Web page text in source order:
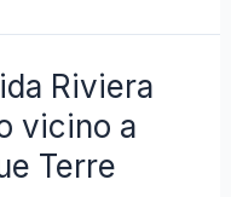
Riviera
vicino a
Terre